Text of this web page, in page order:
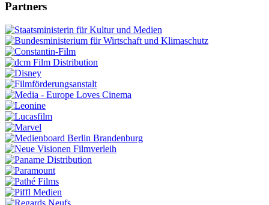
Partners